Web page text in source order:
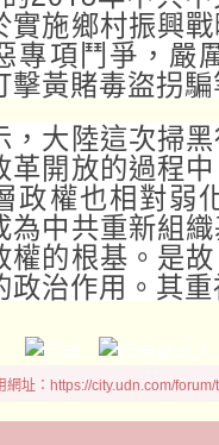
實施鄉村振興
專項鬥爭，嚴
擊黃賭毒盜拐
，大陸這次掃
革開放的過程
政權也相對弱
為中共重新組
權的根基。是
政治作用。其
網址：https://city.udn.com/